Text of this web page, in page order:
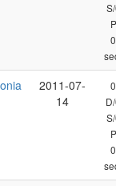
P
0
2011-07-
14
0
P
0